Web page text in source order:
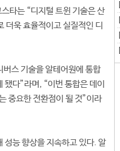
타는 “디지털 트윈 기술은 산
더욱 효율적이고 실질적인 디
스 기술을 알테어원에 통합
다”라며, “이번 통합은 데이
중요한 전환점이 될 것”이라
성능 향상을 지속하고 있다. 알